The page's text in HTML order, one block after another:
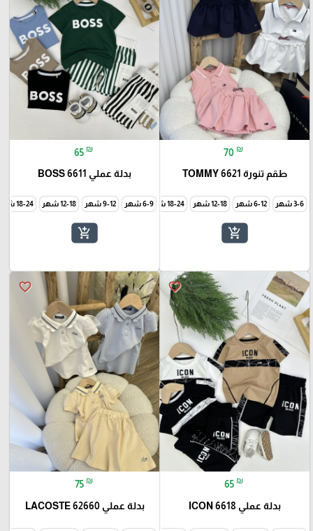
70 ₪
طقم تنورة TOMMY 6621
3-6 شهر 6-12 شهر 12-18 شهر 18-24 شهر 24-30 شهر
add_shopping_cart
65 ₪
بدلة عملي BOSS 6611
6-9 شهر 9-12 شهر 12-18 شهر 18-24 شهر
add_shopping_cart
favorite_border
65 ₪
بدلة عملي ICON 6618
favorite_border
75 ₪
بدلة عملي LACOSTE 62660